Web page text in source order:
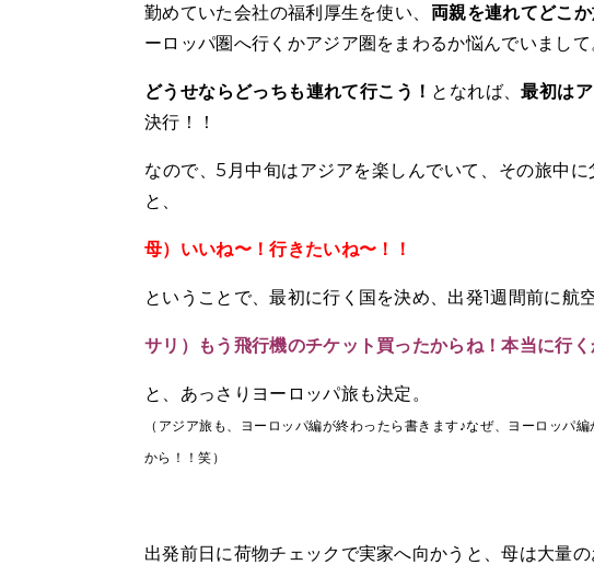
勤めていた会社の福利厚生を使い、 両親を連れてどこ
ーロッパ圏へ行くかアジア圏をまわるか悩んでいまして
どうせならどっちも連れて行こう！ となれば、最初は
決行！！
なので、5月中旬はアジアを楽しんでいて、その旅中に
と、
母）いいね〜！行きたいね〜！！
ということで、最初に行く国を決め、出発1週間前に航
サリ）もう飛行機のチケット買ったからね！本当に行く
と、あっさりヨーロッパ旅も決定。
（アジア旅も、ヨーロッパ編が終わったら書きます♪なぜ、ヨーロッパ
から！！笑）
出発前日に荷物チェックで実家へ向かうと、母は大量